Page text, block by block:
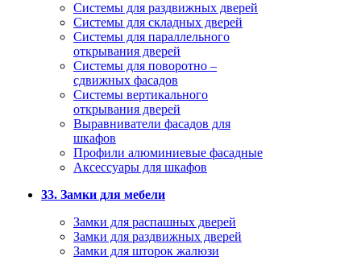
Системы для раздвижных дверей
Системы для складных дверей
Системы для параллельного
открывания дверей
Системы для поворотно –
сдвижных фасадов
Системы вертикального
открывания дверей
Выравниватели фасадов для
шкафов
Профили алюминиевые фасадные
Аксессуары для шкафов
33. Замки для мебели
Замки для распашных дверей
Замки для раздвижных дверей
Замки для шторок жалюзи